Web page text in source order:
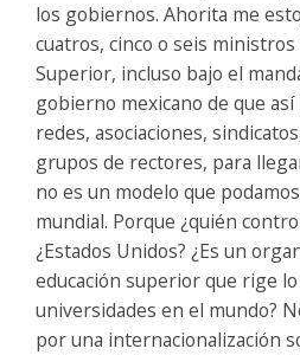
los gobiernos. Ahorita me
cuatros, cinco o seis ministros
Superior, incluso bajo el
gobierno mexicano de que
redes, asociaciones,
grupos de rectores, para
no es un modelo que
mundial. Porque ¿quién
¿Estados Unidos? ¿Es un
educación superior que rige
universidades en el mundo?
por una internacionalización